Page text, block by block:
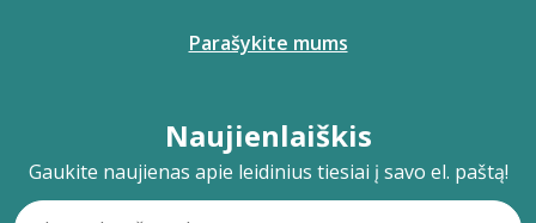
Parašykite mums
Naujienlaiškis
Gaukite naujienas apie leidinius tiesiai į savo el. paštą!